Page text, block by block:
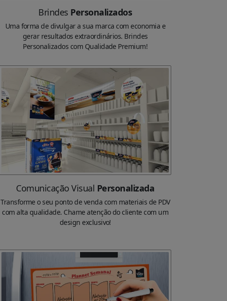
Brindes Personalizados
Uma forma de divulgar a sua marca com economia e
gerar resultados extraordinários. Brindes
Personalizados com Qualidade Premium!
Comunicação Visual Personalizada
Transforme o seu ponto de venda com materiais de PDV
com alta qualidade. Chame atenção do cliente com um
design exclusivo!